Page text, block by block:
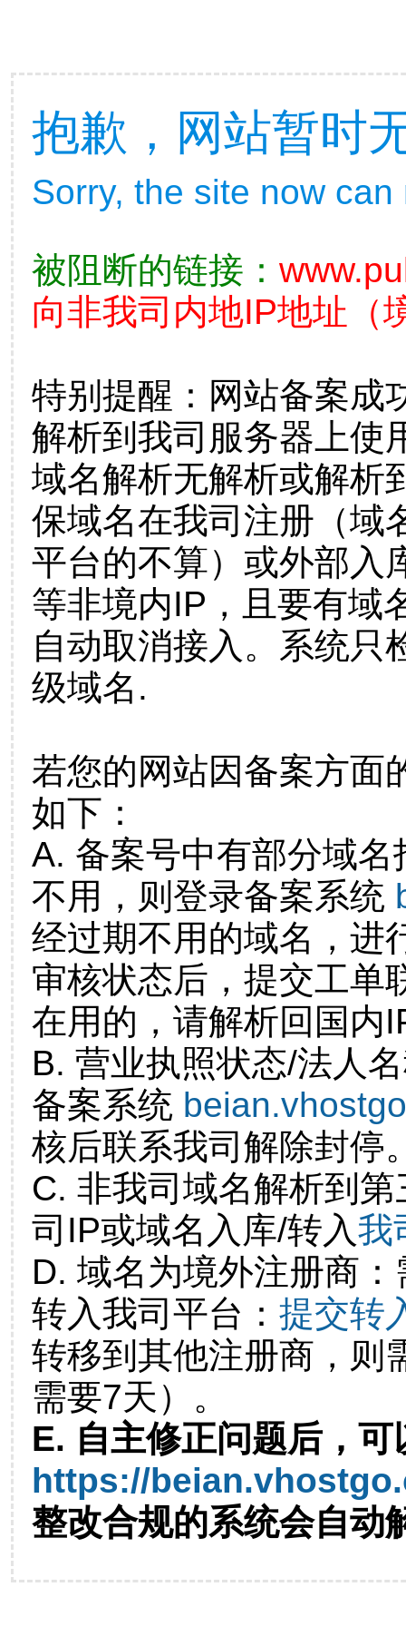
抱歉，网站暂时
Sorry, the site now
被阻断的链接：
向非我司内地IP地址（
特别提醒：网站备案成
解析到我司服务器上使
域名解析无解析或解析
保域名在我司注册（域
平台的不算）或外部入
等非境内IP，且要有域
自动取消接入。系统只
级域名.
若您的网站因备案方面
如下：
A. 备案号中有部分域
不用，则登录备案系统
经过期不用的域名，进
审核状态后，提交工单
在用的，请解析回国内
B. 营业执照状态/法人
备案系统
核后联系我司解除封停
C. 非我司域名解析到
司IP或域名入库/转入我
D. 域名为境外注册商
转入我司平台： 提交转
转移到其他注册商，则
需要7天）。
E. 自主修正问题后，可
https://
整改合规的系统会自动